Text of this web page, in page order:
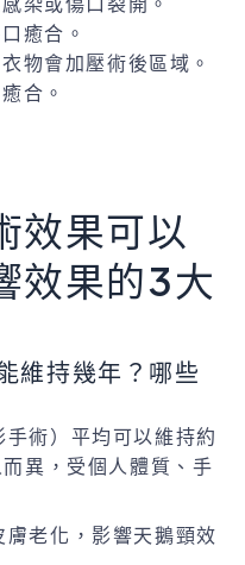
癒合。
物會加壓術後區域。
合。
效果可以
效果的3大
維持幾年？哪些
術）平均可以維持約
異，受個人體質、手
老化，影響天鵝頸效